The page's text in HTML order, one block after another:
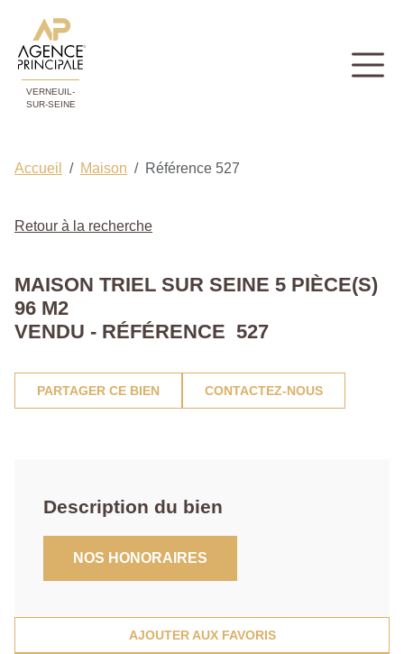
VERNEUIL-
SUR-SEINE
Accueil Maison Référence 527
Retour à la recherche
MAISON TRIEL SUR SEINE 5 PIÈCE(S)
96 M2
VENDU - RÉFÉRENCE 527
PARTAGER CE BIEN CONTACTEZ-NOUS
Description du bien
NOS HONORAIRES
AJOUTER AUX FAVORIS